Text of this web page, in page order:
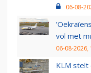
06-08-
vol met
06-08-2026,
KLM stelt